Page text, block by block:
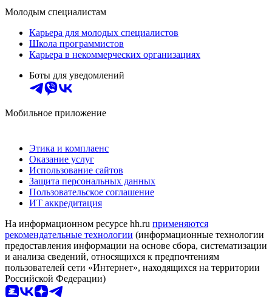
Молодым специалистам
Карьера для молодых специалистов
Школа программистов
Карьера в некоммерческих организациях
Боты для уведомлений
Мобильное приложение
Этика и комплаенс
Оказание услуг
Использование сайтов
Защита персональных данных
Пользовательское соглашение
ИТ аккредитация
На информационном ресурсе hh.ru применяются
рекомендательные технологии (информационные технологии
предоставления информации на основе сбора, систематизации
и анализа сведений, относящихся к предпочтениям
пользователей сети «Интернет», находящихся на территории
Российской Федерации)